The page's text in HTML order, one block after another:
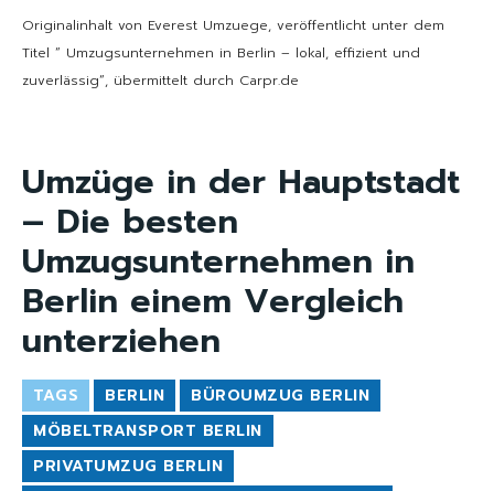
Originalinhalt von Everest Umzuege, veröffentlicht unter dem
Titel “ Umzugsunternehmen in Berlin – lokal, effizient und
zuverlässig“, übermittelt durch Carpr.de
Umzüge in der Hauptstadt
– Die besten
Umzugsunternehmen in
Berlin einem Vergleich
unterziehen
TAGS BERLIN
BÜROUMZUG BERLIN
MÖBELTRANSPORT BERLIN
PRIVATUMZUG BERLIN